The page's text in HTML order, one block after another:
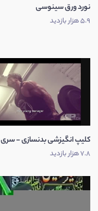
نورد ورق سینوسی
5.9 هزار بازدید
کلیپ انگیزشی بدنسازی - سری 4
7.8 هزار بازدید